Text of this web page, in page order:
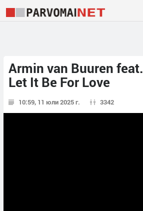
Armin van Buuren
Let It Be For Love
10:59, 11 юли 2025 г. 3342